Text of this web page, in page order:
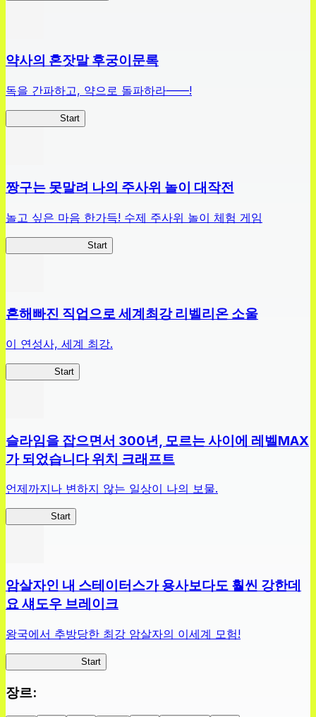
약사의 혼잣말 후궁이문록
독을 간파하고, 약으로 돌파하라——!
Start
짱구는 못말려 나의 주사위 놀이 대작전
놀고 싶은 마음 한가득! 수제 주사위 놀이 체험 게임
Start
흔해빠진 직업으로 세계최강 리벨리온 소울
이 연성사, 세계 최강.
Start
슬라임을 잡으면서 300년, 모르는 사이에 레벨MAX
가 되었습니다 위치 크래프트
언제까지나 변하지 않는 일상이 나의 보물.
Start
암살자인 내 스테이터스가 용사보다도 훨씬 강한데
요 섀도우 브레이크
왕국에서 추방당한 최강 암살자의 이세계 모험!
Start
장르: